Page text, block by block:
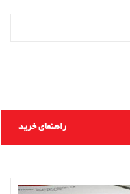
راهنمای خرید